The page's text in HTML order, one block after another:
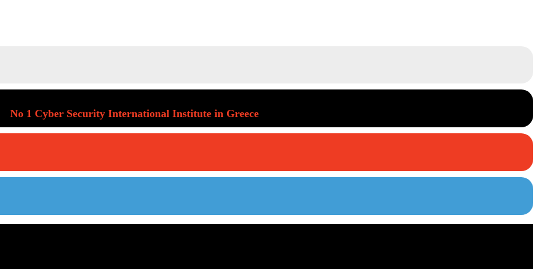
No 1 Cyber Security International Institute in Greece